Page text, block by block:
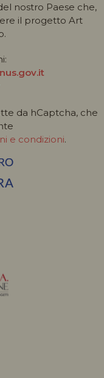
nostro Paese che,
il progetto Art
da hCaptcha, che
e condizioni.